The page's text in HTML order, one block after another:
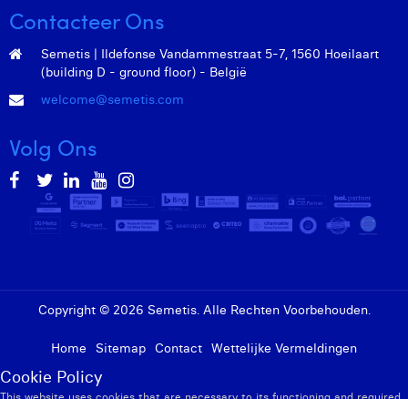
Contacteer Ons
Semetis | Ildefonse Vandammestraat 5-7, 1560 Hoeilaart
(building D - ground floor) - België
welcome@semetis.com
Volg Ons
Copyright © 2026 Semetis. Alle Rechten Voorbehouden.
Home Sitemap Contact Wettelijke Vermeldingen
Cookie Policy